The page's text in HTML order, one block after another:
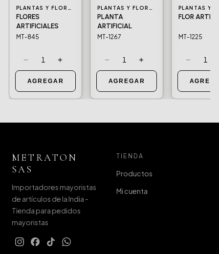
PLANTAS Y FLORES ARTIFICIALES
FLORES
ARTIFICIALES
MT-845
− 1 +
AGREGAR
PLANTAS Y FLORES ARTIFICIALES
PLANTA
ARTIFICIAL
MT-1267
− 1 +
AGREGAR
FLOR
MT-1225
− 1
METRATON
SAS
Importadores mayoristas
de artículos de la India -
Tienda para pedidos
mayoristas
TIENDA
Productos
Mi cuenta